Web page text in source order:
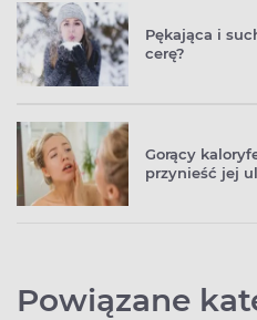
Pękająca i
cerę?
Gorący
przynieść jej
Powiązane